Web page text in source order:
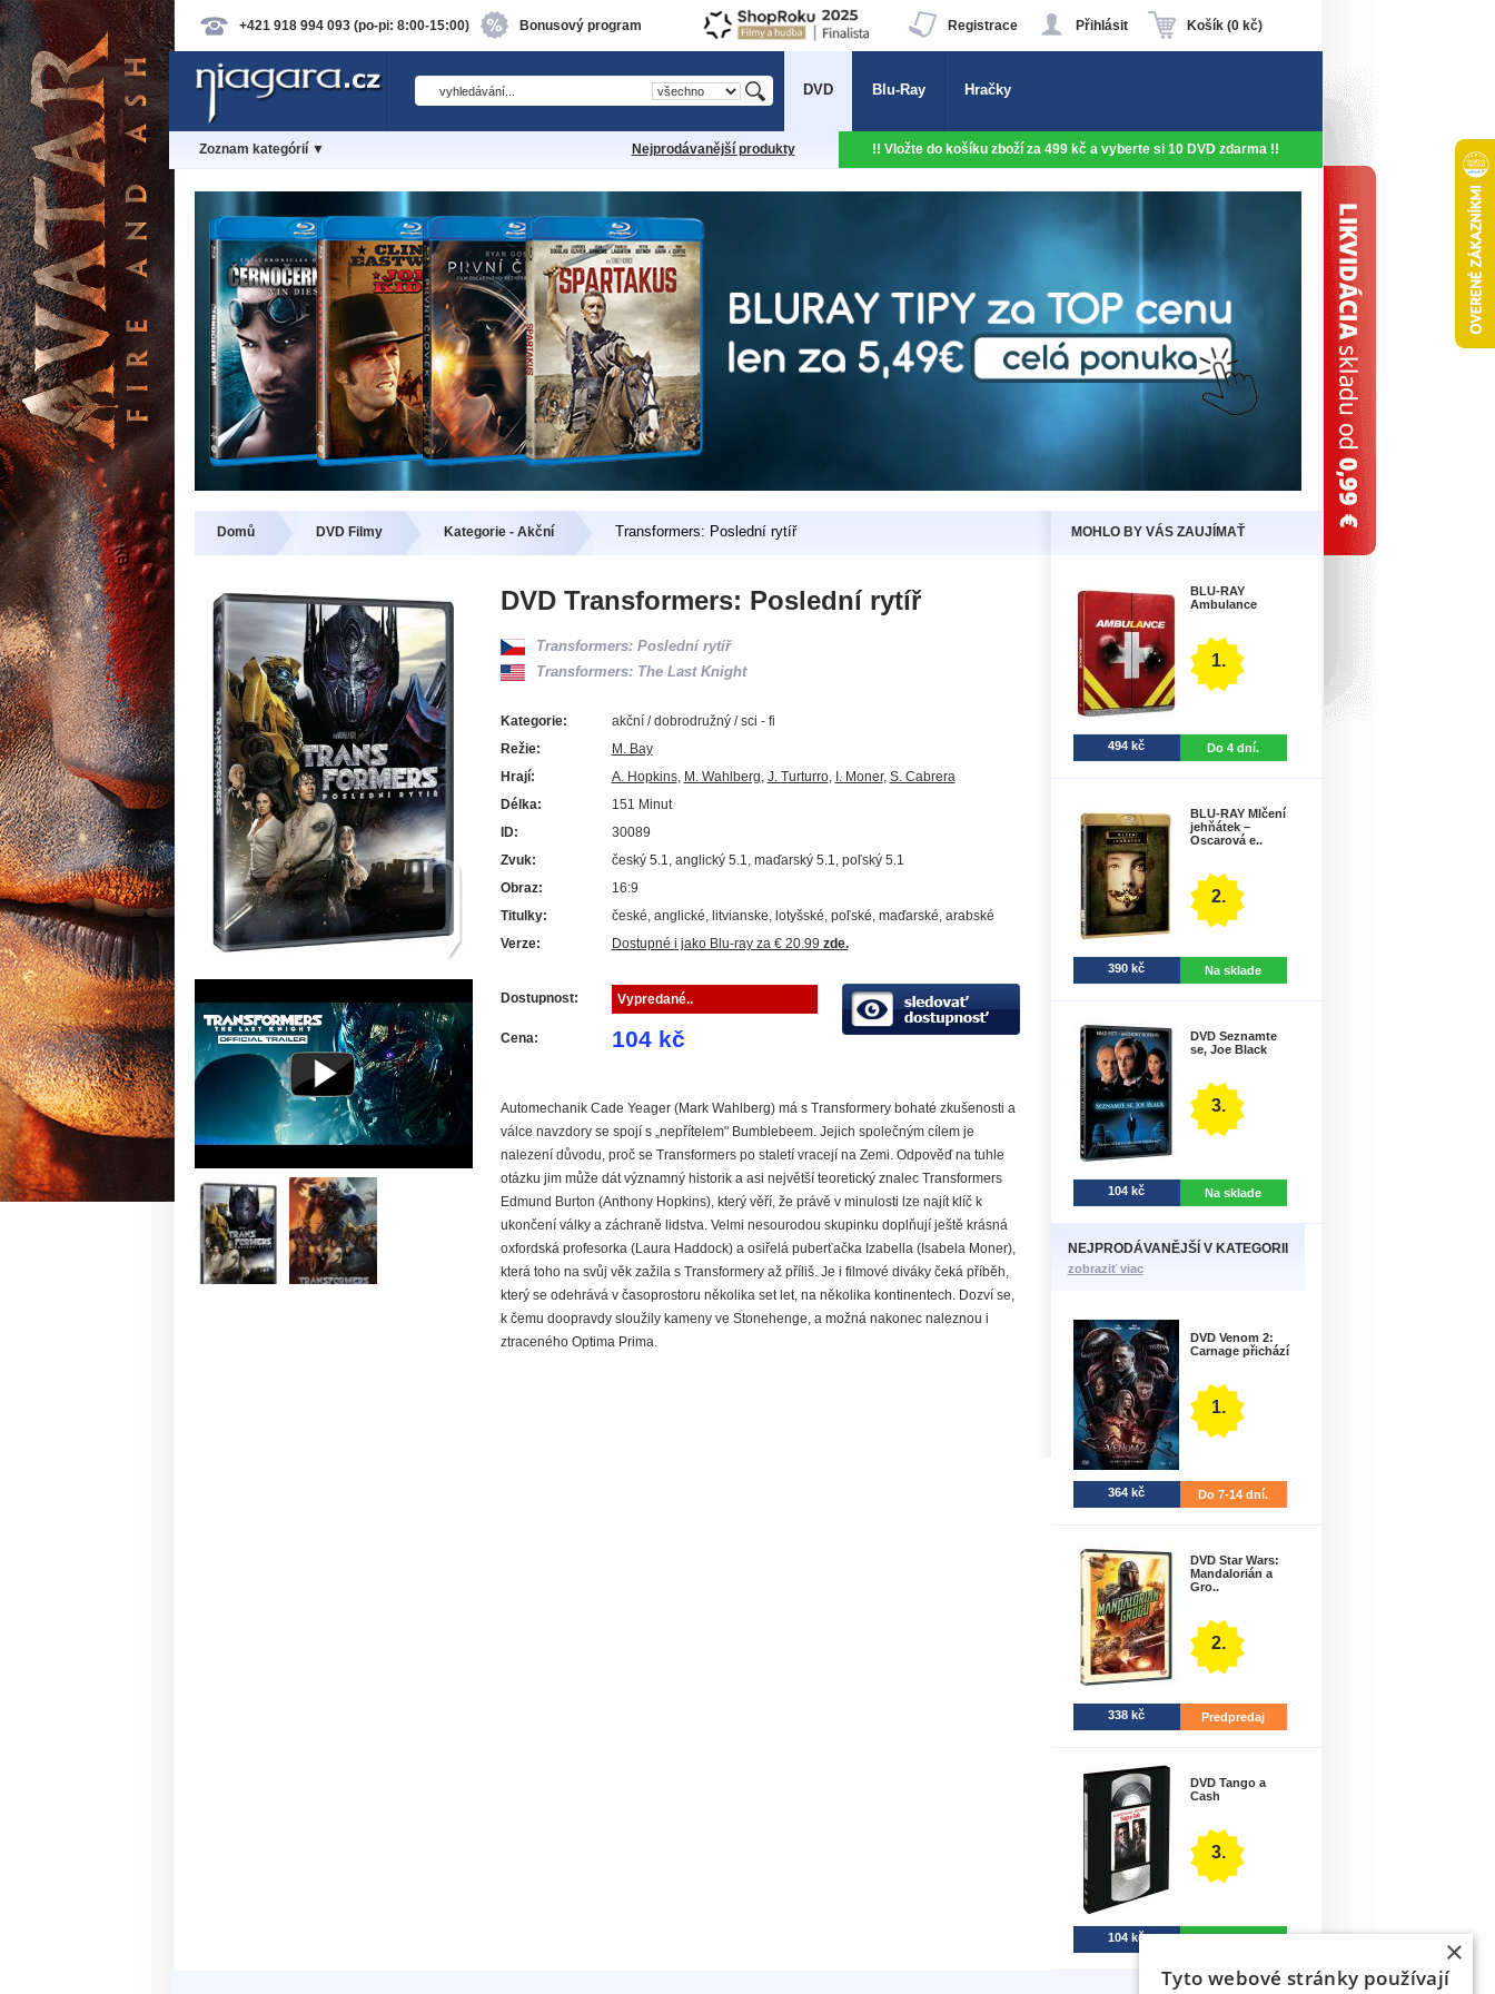
+421 918 994 093 (po-pi: 8:00-15:00) Bonusový program Košík (0 kč)
Přihlásit
Registrace
DVD Blu-Ray Hračky
Zoznam kategórií ▼ Nejprodávanější produkty !! Vložte do košíku zboží za 499 kč a vyberte si 10 DVD zdarma !!
Domů DVD Filmy Kategorie - Akční Transformers: Poslední rytíř MOHLO BY VÁS ZAUJÍMAŤ
DVD Transformers: Poslední rytíř
Transformers: Poslední rytíř
Transformers: The Last Knight
Kategorie:
akční / dobrodružný / sci - fi
Režie:
M. Bay
Hrají:
A. Hopkins, M. Wahlberg, J. Turturro, I. Moner, S. Cabrera
Délka:
151 Minut
ID:
30089
Zvuk:
český 5.1, anglický 5.1, maďarský 5.1, poľský 5.1
Obraz:
16:9
Titulky:
české, anglické, litvianske, lotyšské, poľské, maďarské, arabské
Verze:
Dostupné i jako Blu-ray za € 20.99 zde.
Dostupnost: Vypredané..
Cena: 104 kč
Automechanik Cade Yeager (Mark Wahlberg) má s Transformery bohaté zkušenosti a
válce navzdory se spojí s „nepřítelem" Bumblebeem. Jejich společným cílem je
nalezení důvodu, proč se Transformers po staletí vracejí na Zemi. Odpověď na tuhle
otázku jim může dát významný historik a asi největší teoretický znalec Transformers
Edmund Burton (Anthony Hopkins), který věří, že právě v minulosti lze najít klíč k
ukončení války a záchraně lidstva. Velmi nesourodou skupinku doplňují ještě krásná
oxfordská profesorka (Laura Haddock) a osiřelá puberťačka Izabella (Isabela Moner),
která toho na svůj věk zažila s Transformery až příliš. Je i filmové diváky čeká příběh,
který se odehrává v časoprostoru několika set let, na několika kontinentech. Dozví se,
k čemu doopravdy sloužily kameny ve Stonehenge, a možná nakonec naleznou i
ztraceného Optima Prima.
BLU-RAY
Ambulance
1.
494 kč Do 4 dní.
BLU-RAY Mlčení
jehňátek –
Oscarová e..
2.
390 kč Na sklade
DVD Seznamte
se, Joe Black
3.
104 kč Na sklade
NEJPRODÁVANĚJŠÍ V KATEGORII
zobraziť viac
DVD Venom 2:
Carnage přichází
1.
364 kč Do 7-14 dní.
DVD Star Wars:
Mandalorián a
Gro..
2.
338 kč Predpredaj
DVD Tango a
Cash
3.
104 kč ×
Tyto webové stránky používají